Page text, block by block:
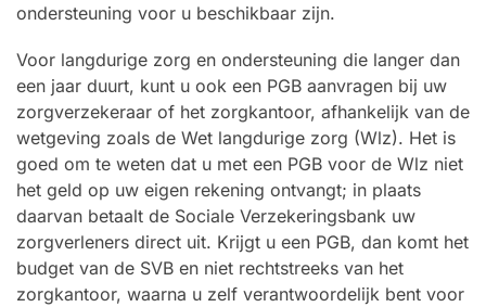
ondersteuning voor u beschikbaar zijn.
Voor langdurige zorg en ondersteuning die langer dan
een jaar duurt, kunt u ook een PGB aanvragen bij uw
zorgverzekeraar of het zorgkantoor, afhankelijk van de
wetgeving zoals de Wet langdurige zorg (Wlz). Het is
goed om te weten dat u met een PGB voor de Wlz niet
het geld op uw eigen rekening ontvangt; in plaats
daarvan betaalt de Sociale Verzekeringsbank uw
zorgverleners direct uit. Krijgt u een PGB, dan komt het
budget van de SVB en niet rechtstreeks van het
zorgkantoor, waarna u zelf verantwoordelijk bent voor